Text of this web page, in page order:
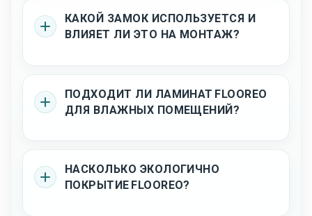
КАКОЙ ЗАМОК ИСПОЛЬЗУЕТСЯ И
ВЛИЯЕТ ЛИ ЭТО НА МОНТАЖ?
ПОДХОДИТ ЛИ ЛАМИНАТ FLOOREO
ДЛЯ ВЛАЖНЫХ ПОМЕЩЕНИЙ?
НАСКОЛЬКО ЭКОЛОГИЧНО
ПОКРЫТИЕ FLOOREO?